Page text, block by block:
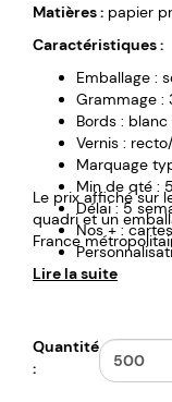
Matières : papier
Caractéristiques :
Emballage :
Grammage :
Bords :
Vernis :
Marquage
Min de qté :
Délai : 5
Nos + :
Le prix affiché sur
quadri et un
France
Lire la suite
Quantité
: